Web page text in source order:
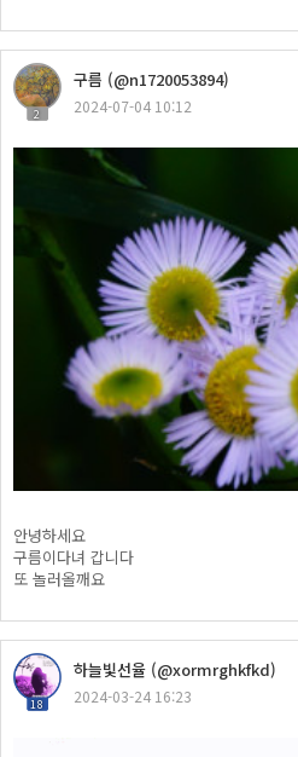
2
구름 (@n1720053894)
2024-07-04 10:12
안녕하세요
구름이다녀 갑니다
또 놀러올깨요
18
하늘빛선율 (@xormrghkfkd)
2024-03-24 16:23